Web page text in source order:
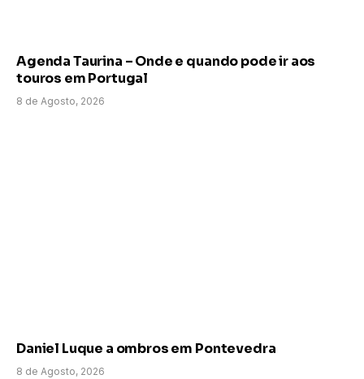
Agenda Taurina – Onde e quando pode ir aos
touros em Portugal
8 de Agosto, 2026
Daniel Luque a ombros em Pontevedra
8 de Agosto, 2026